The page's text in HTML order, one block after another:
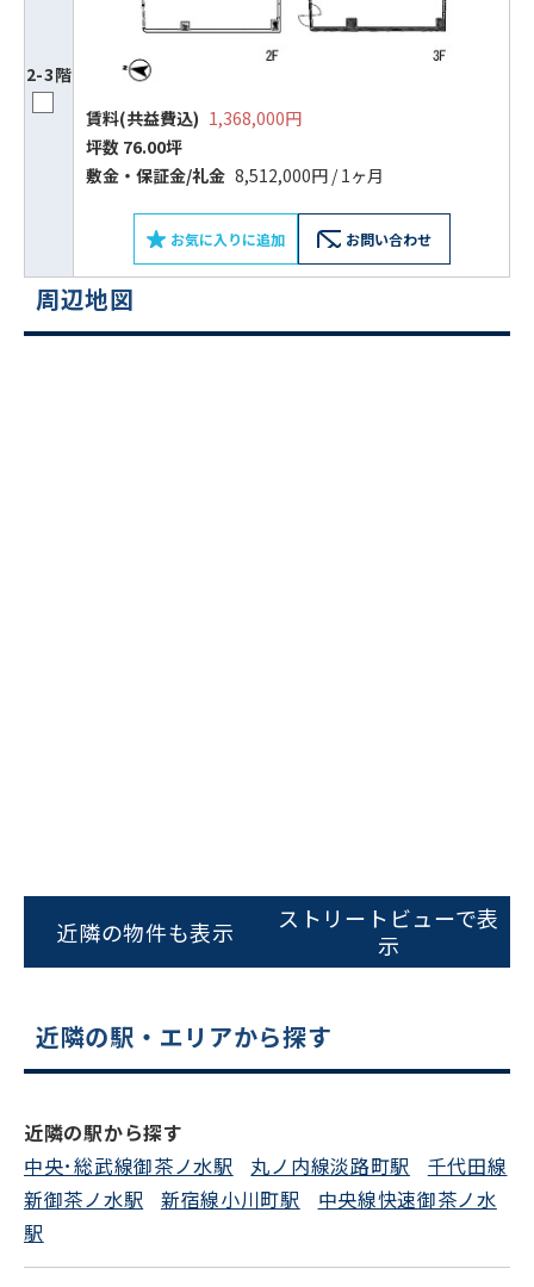
2-3階
賃料(共益費込) 1,368,000円
坪数 76.00坪
敷⾦‧保証⾦/礼⾦ 8,512,000円 / 1ヶ月
お気に入りに追加 お問い合わせ
ビルコード：172272
をお伝えいただくと
周辺地図
近隣の物件も表示
ストリートビューで表
示
近隣の駅・エリアから探す
近隣の駅から探す
中央･総武線御茶ノ水駅
丸ノ内線淡路町駅
千代田線
新御茶ノ水駅
新宿線小川町駅
中央線快速御茶ノ水
駅